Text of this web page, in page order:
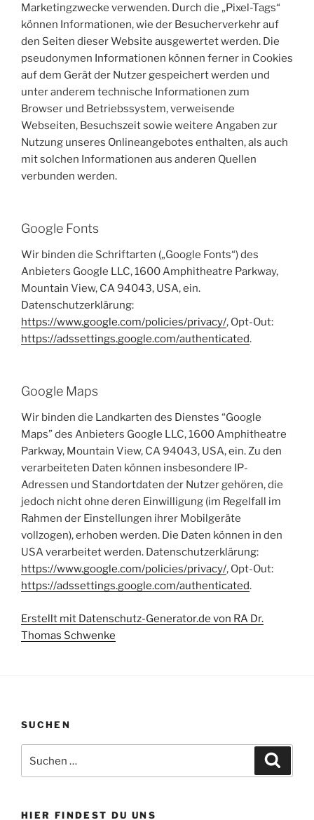
Marketingzwecke verwenden. Durch die „Pixel-Tags“
können Informationen, wie der Besucherverkehr auf
den Seiten dieser Website ausgewertet werden. Die
pseudonymen Informationen können ferner in Cookies
auf dem Gerät der Nutzer gespeichert werden und
unter anderem technische Informationen zum
Browser und Betriebssystem, verweisende
Webseiten, Besuchszeit sowie weitere Angaben zur
Nutzung unseres Onlineangebotes enthalten, als auch
mit solchen Informationen aus anderen Quellen
verbunden werden.
Google Fonts
Wir binden die Schriftarten („Google Fonts“) des
Anbieters Google LLC, 1600 Amphitheatre Parkway,
Mountain View, CA 94043, USA, ein.
Datenschutzerklärung:
https://www.google.com/policies/privacy/, Opt-Out:
https://adssettings.google.com/authenticated.
Google Maps
Wir binden die Landkarten des Dienstes “Google
Maps” des Anbieters Google LLC, 1600 Amphitheatre
Parkway, Mountain View, CA 94043, USA, ein. Zu den
verarbeiteten Daten können insbesondere IP-
Adressen und Standortdaten der Nutzer gehören, die
jedoch nicht ohne deren Einwilligung (im Regelfall im
Rahmen der Einstellungen ihrer Mobilgeräte
vollzogen), erhoben werden. Die Daten können in den
USA verarbeitet werden. Datenschutzerklärung:
https://www.google.com/policies/privacy/, Opt-Out:
https://adssettings.google.com/authenticated.
Erstellt mit Datenschutz-Generator.de von RA Dr.
Thomas Schwenke
SUCHEN
nach:
HIER FINDEST DU UNS